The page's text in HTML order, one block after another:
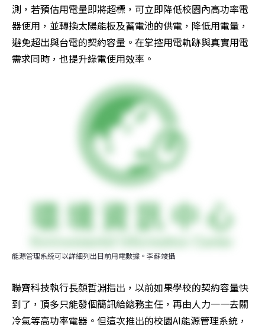
測，若預估用電量即將超標，可立即降低校園內高功率電
器使用，並轉換太陽能板及蓄電池的供電，降低用電量，
避免超出與台電的契約容量。在掌控用電軌跡與真實用電
需求同時，也提升綠電使用效率。
能源管理系統可以詳細列出目前用電數據。李蘇竣攝
聯齊科技執行長顏哲淵指出，以前如果學校的契約容量快
到了，頂多只能發個簡訊給總務主任，再由人力一一去關
冷氣等高功率電器。但這次推出的校園AI能源管理系統，